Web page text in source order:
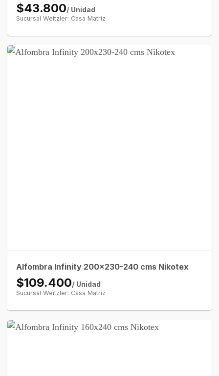
$43.800/ Unidad
Sucursal Weitzler: Casa Matriz
Alfombra Infinity 200×230-240 cms Nikotex
$109.400/ Unidad
Sucursal Weitzler: Casa Matriz